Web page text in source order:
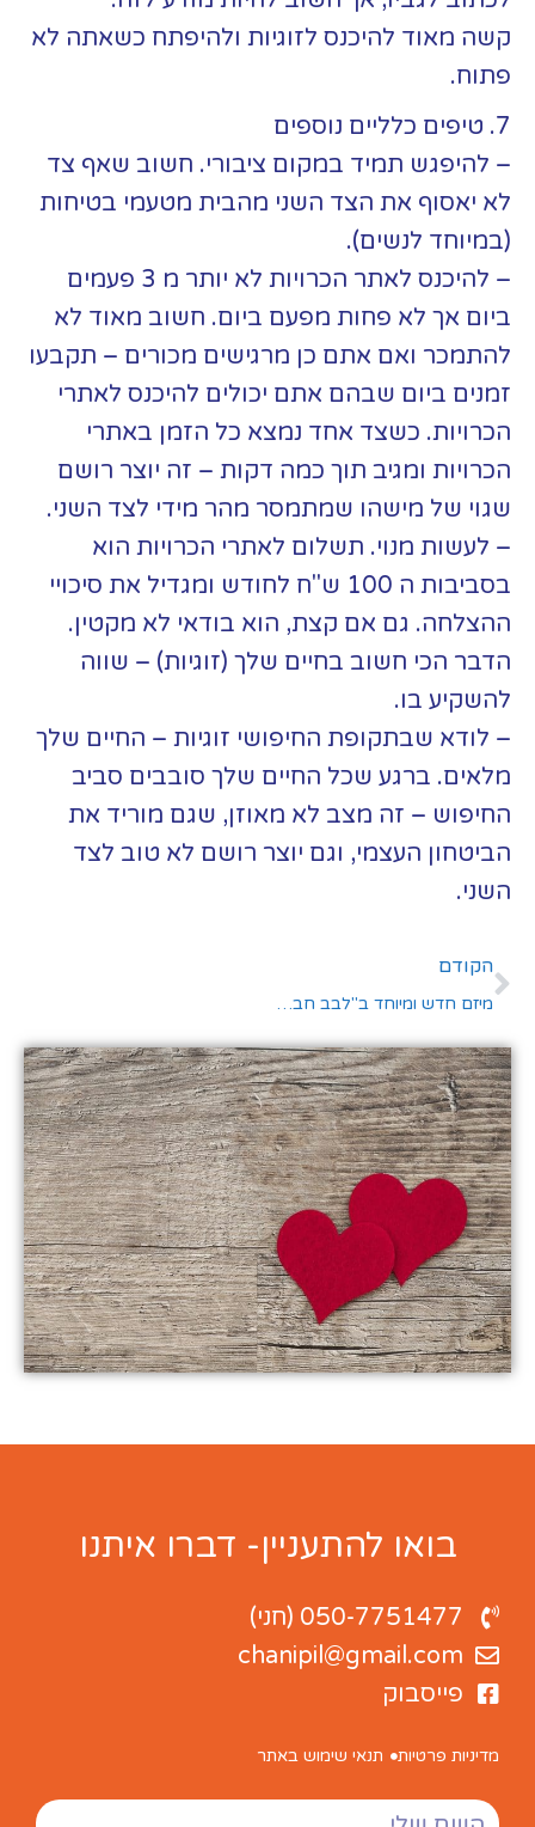
קשה מאוד להיכנס לזוגיות ולהיפתח כשאתה לא
פתוח.
7. טיפים כלליים נוספים
– להיפגש תמיד במקום ציבורי. חשוב שאף צד
לא יאסוף את הצד השני מהבית מטעמי בטיחות
(במיוחד לנשים).
– להיכנס לאתר הכרויות לא יותר מ 3 פעמים
ביום אך לא פחות מפעם ביום. חשוב מאוד לא
להתמכר ואם אתם כן מרגישים מכורים – תקבעו
זמנים ביום שבהם אתם יכולים להיכנס לאתרי
הכרויות. כשצד אחד נמצא כל הזמן באתרי
הכרויות ומגיב תוך כמה דקות – זה יוצר רושם
שגוי של מישהו שמתמסר מהר מידי לצד השני.
– לעשות מנוי. תשלום לאתרי הכרויות הוא
בסביבות ה 100 ש"ח לחודש ומגדיל את סיכויי
ההצלחה. גם אם קצת, הוא בודאי לא מקטין.
הדבר הכי חשוב בחיים שלך (זוגיות) – שווה
להשקיע בו.
– לודא שבתקופת החיפושי זוגיות – החיים שלך
מלאים. ברגע שכל החיים שלך סובבים סביב
החיפוש – זה מצב לא מאוזן, שגם מוריד את
הביטחון העצמי, וגם יוצר רושם לא טוב לצד
השני.
הקודם
מיזם חדש ומיוחד ב"לבב חברתי": היכרויות בליווי אישי מיקצועי
בואו להתעניין- דברו איתנו
050-7751477 (חני)
chanipil@gmail.com
פייסבוק
מדיניות פרטיות תנאי שימוש באתר